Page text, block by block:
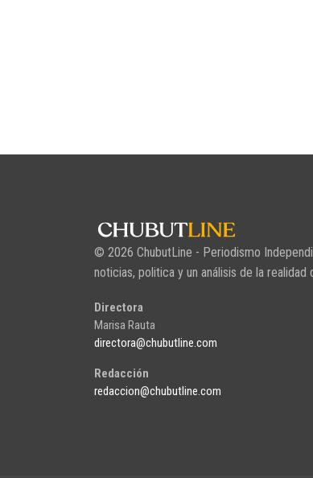
© 2026 ChubutLine - Periodismo
noticias, politica y un análisis de la realidad
Directora
Marisa Rauta
directora@chubutline.com
Redacción
redaccion@chubutline.com